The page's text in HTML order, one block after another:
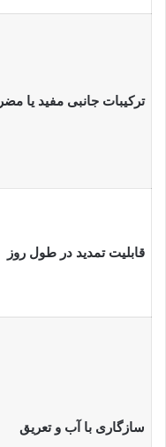
ترکیبات جانبی مفید یا مضر
قابلیت تمدید در طول روز
سازگاری با آب و تعریق